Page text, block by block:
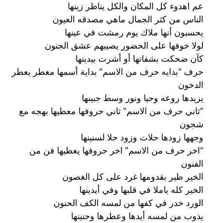
عم اهدوء كل المكان والكل يناظر زينها
الناس من كثر الجمال ماهي مصدقه العيون
يحسبون أنها ملاك يوم رمشت في عينها
لولا خوفها على الحضور يصيبهم عشق الجنون
كآن ضحكت بشفاتها أو أشرت بيدينها
حرف “بدايه حرف من الاسم” بداية أسمها معطر بعطر
الدخون
يزيدها روعه وحيا ونور وسط جبينها
“ثاني حرف من الاسم” ثاني حروفها معطيها بهجه مع
شجون
وجهها زودها حلات وزود حلا لسنينها
“اخر حرف من الاسم” اخر حروفها يعطيها فن من
الفنون
الخير طير بقدومها غرد على كل الغصون
الخير كله ياملا في قلبها وفي أيدينها
الورد خدر في كفها من لمسه الكف الحنون
يذوب من لمسه أيدها وعطرها وحنينها